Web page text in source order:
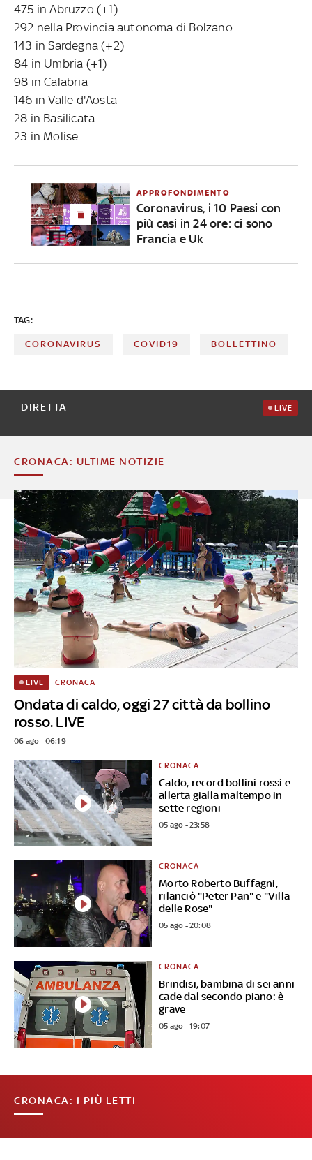
475 in Abruzzo (+1)
292 nella Provincia autonoma di Bolzano
143 in Sardegna (+2)
84 in Umbria (+1)
98 in Calabria
146 in Valle d'Aosta
28 in Basilicata
23 in Molise.
APPROFONDIMENTO
Coronavirus, i 10 Paesi con
più casi in 24 ore: ci sono
Francia e Uk
TAG:
CORONAVIRUS COVID19 BOLLETTINO
DIRETTA LIVE
CRONACA: ULTIME NOTIZIE
Ondata di caldo, oggi 27 città da bollino
rosso. LIVE
LIVE CRONACA
06 ago - 06:19
Caldo, record bollini rossi e
allerta gialla maltempo in
sette regioni
CRONACA
05 ago - 23:58
Morto Roberto Buffagni,
rilanciò "Peter Pan" e "Villa
delle Rose"
CRONACA
05 ago - 20:08
Brindisi, bambina di sei anni
cade dal secondo piano: è
grave
CRONACA
05 ago - 19:07
CRONACA: I PIÙ LETTI